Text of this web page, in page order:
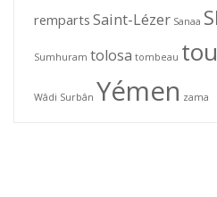
remparts Saint-Lézer Sanaa
Sumhuram tolosa tombeau
Wâdi Surbân Yémen zama